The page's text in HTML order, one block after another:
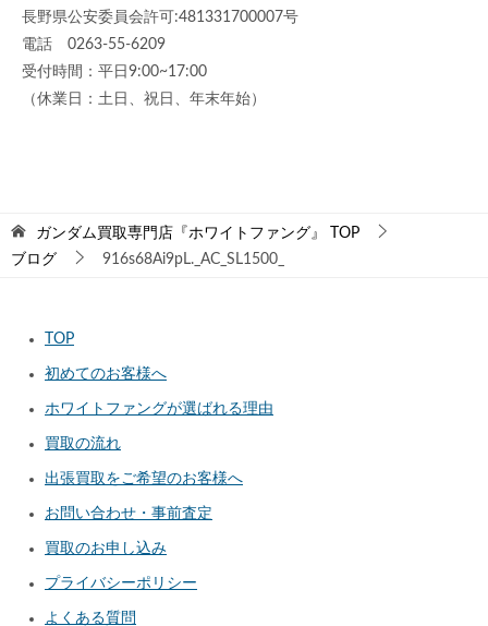
長野県公安委員会許可:481331700007号
電話 0263-55-6209
受付時間：平日9:00~17:00
（休業日：土日、祝日、年末年始）
ガンダム買取専門店『ホワイトファング』
TOP
ブログ
916s68Ai9pL._AC_SL1500_
TOP
初めてのお客様へ
ホワイトファングが選ばれる理由
買取の流れ
出張買取をご希望のお客様へ
お問い合わせ・事前査定
買取のお申し込み
プライバシーポリシー
よくある質問